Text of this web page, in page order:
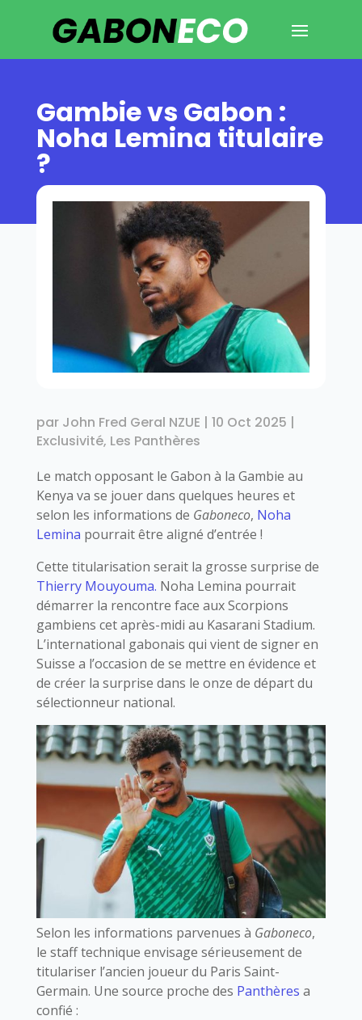
Gambie vs Gabon :
Noha Lemina titulaire
?
par John Fred Geral NZUE | 10 Oct 2025 |
Exclusivité, Les Panthères
Le match opposant le Gabon à la Gambie au
Kenya va se jouer dans quelques heures et
selon les informations de Gaboneco, Noha
Lemina pourrait être aligné d’entrée !
Cette titularisation serait la grosse surprise de
Thierry Mouyouma. Noha Lemina pourrait
démarrer la rencontre face aux Scorpions
gambiens cet après-midi au Kasarani Stadium.
L’international gabonais qui vient de signer en
Suisse a l’occasion de se mettre en évidence et
de créer la surprise dans le onze de départ du
sélectionneur national.
Selon les informations parvenues à Gaboneco,
le staff technique envisage sérieusement de
titulariser l’ancien joueur du Paris Saint-
Germain. Une source proche des Panthères a
confié :